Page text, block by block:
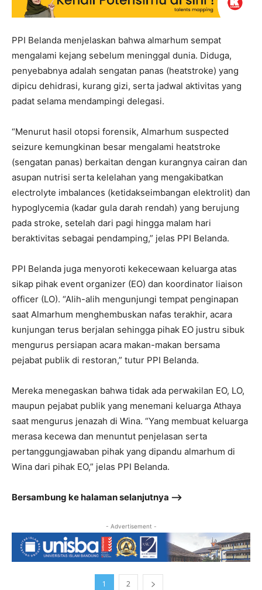
PPI Belanda menjelaskan bahwa almarhum sempat
mengalami kejang sebelum meninggal dunia. Diduga,
penyebabnya adalah sengatan panas (heatstroke) yang
dipicu dehidrasi, kurang gizi, serta jadwal aktivitas yang
padat selama mendampingi delegasi.
“Menurut hasil otopsi forensik, Almarhum suspected
seizure kemungkinan besar mengalami heatstroke
(sengatan panas) berkaitan dengan kurangnya cairan dan
asupan nutrisi serta kelelahan yang mengakibatkan
electrolyte imbalances (ketidakseimbangan elektrolit) dan
hypoglycemia (kadar gula darah rendah) yang berujung
pada stroke, setelah dari pagi hingga malam hari
beraktivitas sebagai pendamping,” jelas PPI Belanda.
PPI Belanda juga menyoroti kekecewaan keluarga atas
sikap pihak event organizer (EO) dan koordinator liaison
officer (LO). “Alih-alih mengunjungi tempat penginapan
saat Almarhum menghembuskan nafas terakhir, acara
kunjungan terus berjalan sehingga pihak EO justru sibuk
mengurus persiapan acara makan-makan bersama
pejabat publik di restoran,” tutur PPI Belanda.
Mereka menegaskan bahwa tidak ada perwakilan EO, LO,
maupun pejabat publik yang menemani keluarga Athaya
saat mengurus jenazah di Wina. “Yang membuat keluarga
merasa kecewa dan menuntut penjelasan serta
pertanggungjawaban pihak yang dipandu almarhum di
Wina dari pihak EO,” jelas PPI Belanda.
Bersambung ke halaman selanjutnya –>
- Advertisement -
1 2